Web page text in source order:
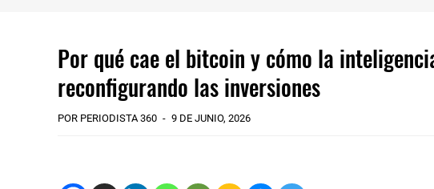
Por qué cae el bitcoin y cómo la
reconfigurando las inversiones
POR PERIODISTA 360 9 DE JUNIO, 2026